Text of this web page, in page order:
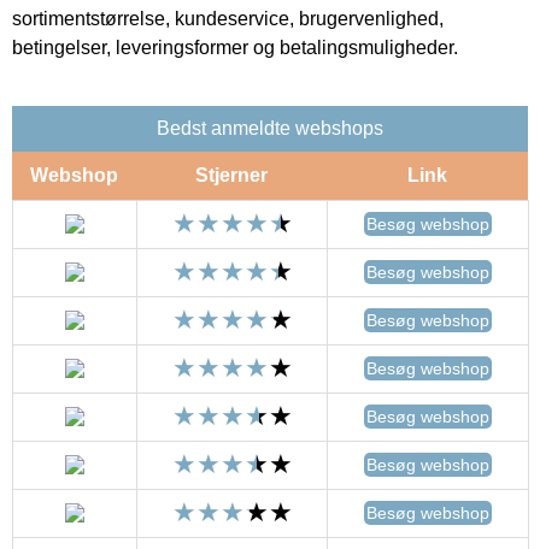
sortimentstørrelse, kundeservice, brugervenlighed,
betingelser, leveringsformer og betalingsmuligheder.
Bedst anmeldte webshops
Webshop Stjerner Link
Besøg webshop
Besøg webshop
Besøg webshop
Besøg webshop
Besøg webshop
Besøg webshop
Besøg webshop